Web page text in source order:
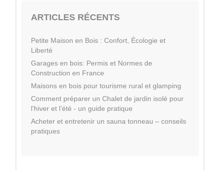
ARTICLES RÉCENTS
Petite Maison en Bois : Confort, Écologie et
Liberté
Garages en bois: Permis et Normes de
Construction en France
Maisons en bois pour tourisme rural et glamping
Comment préparer un Chalet de jardin isolé pour
l’hiver et l’été - un guide pratique
Acheter et entretenir un sauna tonneau – conseils
pratiques